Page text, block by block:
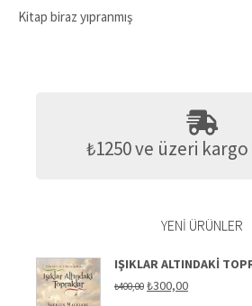
Kitap biraz yıpranmış
₺1250 ve üzeri
YENI ÜRÜNLER
IŞIKLAR ALTINDAKI
₺400,00 Orijinal
fiyat:
₺300,00Şu
andaki